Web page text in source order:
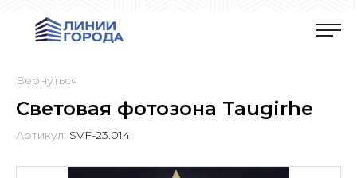
Вернуться
Световая фотозона Taugirhe
Артикул: SVF-23.014